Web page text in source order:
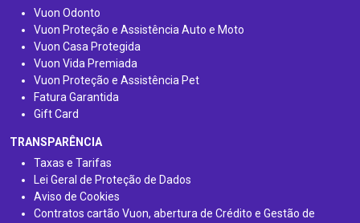
Vuon Odonto
Vuon Proteção e Assistência Auto e Moto
Vuon Casa Protegida
Vuon Vida Premiada
Vuon Proteção e Assistência Pet
Fatura Garantida
Gift Card
TRANSPARÊNCIA
Taxas e Tarifas
Lei Geral de Proteção de Dados
Aviso de Cookies
Contratos cartão Vuon, abertura de Crédito e Gestão de